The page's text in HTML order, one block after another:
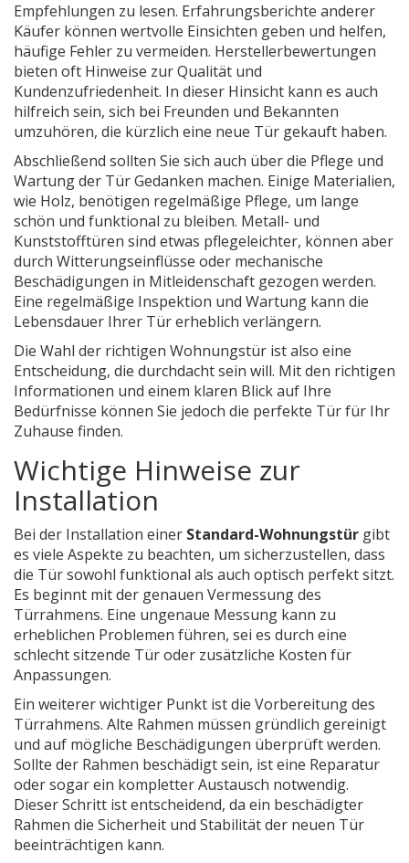
Empfehlungen zu lesen. Erfahrungsberichte anderer
Käufer können wertvolle Einsichten geben und helfen,
häufige Fehler zu vermeiden. Herstellerbewertungen
bieten oft Hinweise zur Qualität und
Kundenzufriedenheit. In dieser Hinsicht kann es auch
hilfreich sein, sich bei Freunden und Bekannten
umzuhören, die kürzlich eine neue Tür gekauft haben.
Abschließend sollten Sie sich auch über die Pflege und
Wartung der Tür Gedanken machen. Einige Materialien,
wie Holz, benötigen regelmäßige Pflege, um lange
schön und funktional zu bleiben. Metall- und
Kunststofftüren sind etwas pflegeleichter, können aber
durch Witterungseinflüsse oder mechanische
Beschädigungen in Mitleidenschaft gezogen werden.
Eine regelmäßige Inspektion und Wartung kann die
Lebensdauer Ihrer Tür erheblich verlängern.
Die Wahl der richtigen Wohnungstür ist also eine
Entscheidung, die durchdacht sein will. Mit den richtigen
Informationen und einem klaren Blick auf Ihre
Bedürfnisse können Sie jedoch die perfekte Tür für Ihr
Zuhause finden.
Wichtige Hinweise zur
Installation
Bei der Installation einer Standard-Wohnungstür gibt
es viele Aspekte zu beachten, um sicherzustellen, dass
die Tür sowohl funktional als auch optisch perfekt sitzt.
Es beginnt mit der genauen Vermessung des
Türrahmens. Eine ungenaue Messung kann zu
erheblichen Problemen führen, sei es durch eine
schlecht sitzende Tür oder zusätzliche Kosten für
Anpassungen.
Ein weiterer wichtiger Punkt ist die Vorbereitung des
Türrahmens. Alte Rahmen müssen gründlich gereinigt
und auf mögliche Beschädigungen überprüft werden.
Sollte der Rahmen beschädigt sein, ist eine Reparatur
oder sogar ein kompletter Austausch notwendig.
Dieser Schritt ist entscheidend, da ein beschädigter
Rahmen die Sicherheit und Stabilität der neuen Tür
beeinträchtigen kann.